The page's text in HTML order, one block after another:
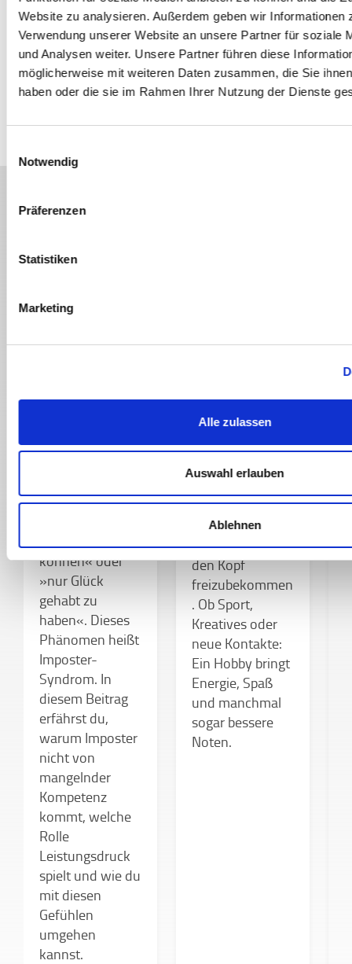
Website zu analysieren. Außerdem geben wir Informationen
Verwendung unserer Website an unsere Partner für soziale
und Analysen weiter. Unsere Partner führen diese
möglicherweise mit weiteren Daten zusammen, die Sie
haben oder die sie im Rahmen Ihrer Nutzung der Dienste
Notwendig
Präferenzen
Statistiken
Marketing
Alle zulassen
Auswahl erlauben
Ablehnen
out: Deutschlands Studierende immer häufiger mental
erschöpft" unter:www.rnd.de/politik/burnout-und-
depression-an-der-uni-studierende-leiden-
haeufiger-unter-mentaler-erschoepfung-
3HIRD52SNJANXPQRP23WWPLCCM.html [Stand
Weitere spannende Themen
STUDIUM
SUPPORT
Viele
echter Erfolge
können« oder
»nur Glück
gehabt zu
haben«. Dieses
Phänomen heißt
Imposter-
Syndrom. In
diesem Beitrag
erfährst du,
warum Imposter
nicht von
mangelnder
Kompetenz
kommt, welche
Rolle
Leistungsdruck
spielt und wie du
mit diesen
Gefühlen
umgehen
kannst.
STUDIUM
Hobbys im
Studium
Hausarbeiten,
To-dos? Gerade
dann lohnt es
sich, mal kurz
den Kopf
freizubekommen
. Ob Sport,
Kreatives oder
neue Kontakte:
Ein Hobby bringt
Energie, Spaß
und manchmal
sogar bessere
Noten.